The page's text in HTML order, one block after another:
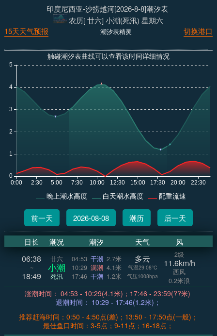
印度尼西亚-沙捞越河[2026-8-8]潮汐表
农历[ 廿六] 小潮(死汛) 星期六
切换港口
潮汐表精灵
15天天气预报
触碰潮汐表曲线可以查看该时间详细情况
晚上潮水高度 白天潮水高度 配重流速
前一天 2026-08-08 潮历 后一天
日长 潮况 潮汐 天气 风
06:38
~
18:49
廿六
小潮
死汛
04:53 干潮 2.7米
10:29 满潮 4.1米
17:46 干潮 1.2米
多云
气温29.08°C
气压1008hpa
2级
11.6km/h
西风
0.2米浪
涨潮时间： 04:53 - 10:29(4.1米)；17:46 - 23:59(??米)
退潮时间： 10:29 - 17:46(1.2米)；
推荐赶海时间：0:50 - 4:50点(差)；13:50 - 17:50点(一般)；
最佳鱼口时间：3-5点；9-11点；16-18点；